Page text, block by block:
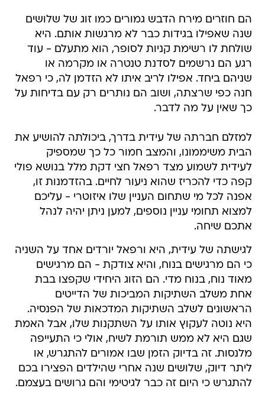
הם חוזרים מירח הדבש גמורים כמו זוג של שלושים
שנה שאפילו בגידות כבר לא מרגשות אותם. היא
שולחת לו רשימת קניות לסופר, הוא מתעלם - עוד
רגע הם נרשמים לסדנת טנטרה או מקרמה או
שניהם ביחד. אפילו לריב איתו לא הזדמן לה, כי רפאל
חנה כפי שרצתה, ושוב הם נותרים רק עם בדיחות על
כך שאין על מה לדבר.
למזלם חברתה של עידית בדרך, ביכולתה להושיע את
הבית משיממונו, והמצב חמור כל כך שמספיק
לעידית לשמוע מצד רפאל חצי דקת מלל בנושא פולי
קפה כדי להכריז שהוא ניעור לחיים. בהזדמנות זו,
אפנה לכל מי שתחום העניין שלו איזוטרי - עליכם
למצוא תחומי עניין נוספים, למען ניתן יהיה לנהל
אתכם שיחה.
לגישתה של עידית, היא ורפאל יורדים אחד על השניה
כי הם מרגישים בנוח, והיא צודקת - הם מרגישים
מאוד נוח, בנוח מדי. הם הזוג היחידי שקפצו בבת
אחת משלב השתיקות המביכות של הדייטים
הראשונים לשלב השתיקות המדכאות של הפנסיה.
היא נוטה לעקוץ אותו על השתקנות שלו, אבל האמת
שגם היא לא ממש תורמת לשיח, אולי כי התעייפה
מלנסות. זה בדיוק הזמן שבו אמורים להתגרש, או
ליתר דיוק, שלושים שנה אחרי שהילדים הפצירו בכם
להתגרש כי היום זה כבר לגיטימי והם גרושים בעצמם.